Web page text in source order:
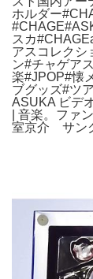
ホルダー
スカ
アスコレクシ
ン#チャゲア
楽#JPOP#懐
ブグッズ#ツ
ASUKA ビデ
| 音楽。ファ
室京介 サン